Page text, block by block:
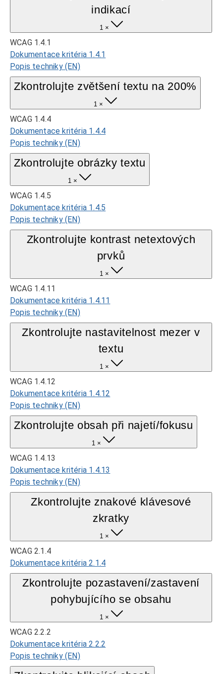
indikací
1 ×
WCAG 1.4.1
Dokumentace kritéria 1.4.1
Popis techniky (EN)
Zkontrolujte zvětšení textu na 200%
1 ×
WCAG 1.4.4
Dokumentace kritéria 1.4.4
Popis techniky (EN)
Zkontrolujte obrázky textu
1 ×
WCAG 1.4.5
Dokumentace kritéria 1.4.5
Popis techniky (EN)
Zkontrolujte kontrast netextových
prvků
1 ×
WCAG 1.4.11
Dokumentace kritéria 1.4.11
Popis techniky (EN)
Zkontrolujte nastavitelnost mezer v
textu
1 ×
WCAG 1.4.12
Dokumentace kritéria 1.4.12
Popis techniky (EN)
Zkontrolujte obsah při najetí/fokusu
1 ×
WCAG 1.4.13
Dokumentace kritéria 1.4.13
Popis techniky (EN)
Zkontrolujte znakové klávesové
zkratky
1 ×
WCAG 2.1.4
Dokumentace kritéria 2.1.4
Zkontrolujte pozastavení/zastavení
pohybujícího se obsahu
1 ×
WCAG 2.2.2
Dokumentace kritéria 2.2.2
Popis techniky (EN)